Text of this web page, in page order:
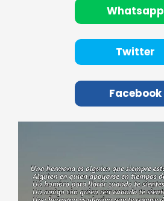
Whatsapp
Twitter
Facebook